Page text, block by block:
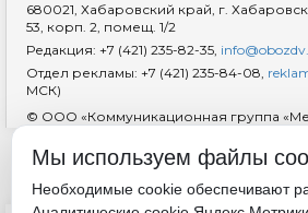
680021, Хабаровский край, г.
53, корп. 2, помещ. 1/2
Редакция: +7 (421) 235-82-35,
Отдел рекламы: +7 (421) 235-84-08,
МСК)
© ООО «Коммуникационная группа
гиперссылка на сайтdvobozrenie.ru
Мы используем файлы
Необходимые cookie обеспечивают